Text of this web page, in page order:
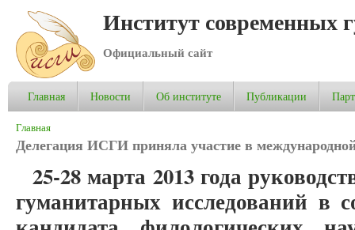
Институт современных
Официальный сайт
Главная Новости Об институте Публикации
Вы здесь
Главная
Делегация ИСГИ приняла участие в
25-28 марта 2013 года
гуманитарных исследований в